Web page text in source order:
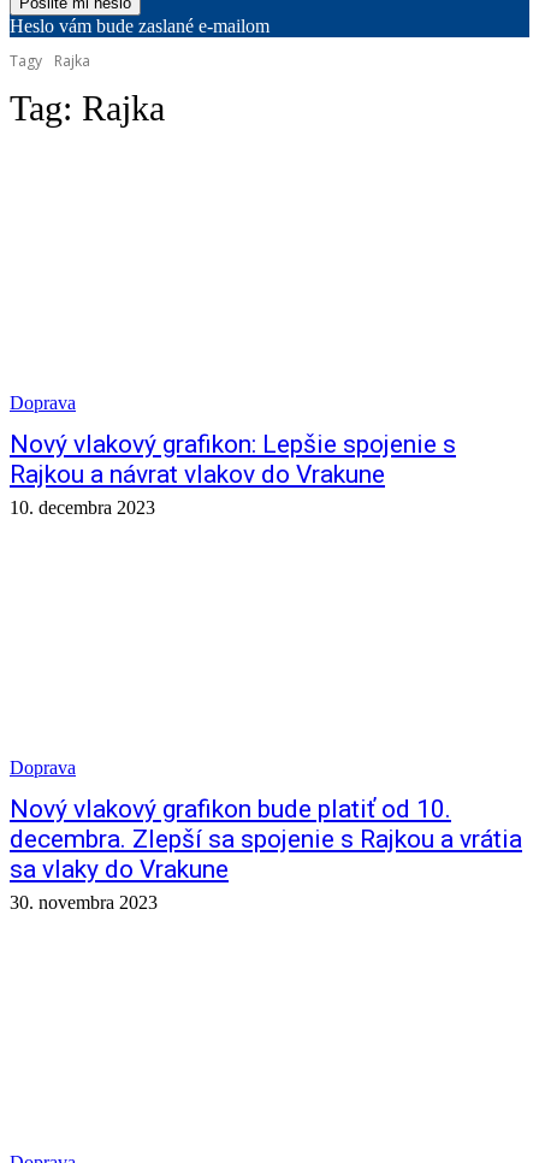
Heslo vám bude zaslané e-mailom
Tagy
Rajka
Tag: Rajka
Doprava
Nový vlakový grafikon: Lepšie spojenie s
Rajkou a návrat vlakov do Vrakune
10. decembra 2023
Doprava
Nový vlakový grafikon bude platiť od 10.
decembra. Zlepší sa spojenie s Rajkou a vrátia
sa vlaky do Vrakune
30. novembra 2023